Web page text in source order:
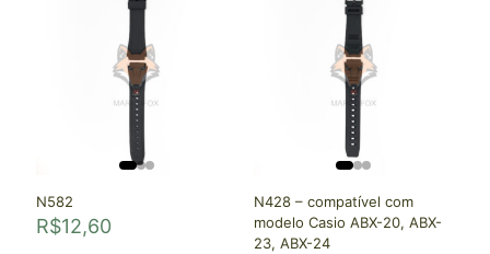
N582
R$12,60
N428 – compatível com
modelo Casio ABX-20, ABX-
23, ABX-24